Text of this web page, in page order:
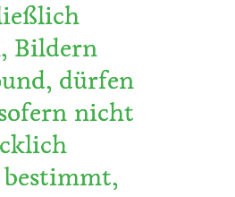
Bildern
dürfen
nicht
bestimmt,